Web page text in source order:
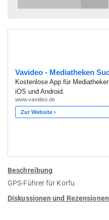
Beschreibung
GPS-Führer für Korfu
Diskussionen und Rezensionen